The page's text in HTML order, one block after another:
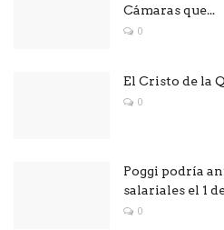
Cámaras que...
0
El Cristo de la
0
Poggi podría
salariales el 1
0